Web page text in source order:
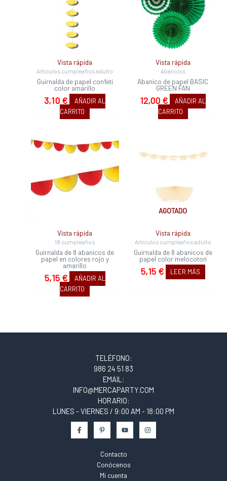
Vista rápida
Artículos cumpleaños adulto
Guirnalda de papel confeti
color amarillo
3,10 €
AÑADIR AL
CARRITO
Vista rápida
Abanicos
Abanico de papel BASIC
GREEN FAN
12,00 €
AÑADIR AL
CARRITO
Vista rápida
18 cumpleaños
Guirnalda de 8 abanicos de
papel en colores rojo y
amarillo
5,15 €
AÑADIR AL
CARRITO
AGOTADO
Vista rápida
Artículos cumpleaños adulto
Guirnalda de 8 abanicos de
papel color melocoton
5,15 € LEER MÁS
TELÉFONO:
986 24 51 83
EMAIL:
INFO@MERCAPARTY.COM
HORARIO:
LUNES - VIERNES / 9:00 AM - 18:00 PM
Contacto
Conócenos
Mi cuenta